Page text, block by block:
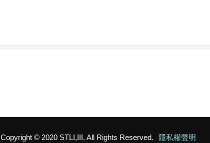
Copyright © 2020 STLI,III. All Rights Reserved. 隱私權聲明